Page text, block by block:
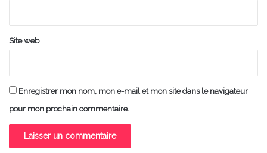
Site web
Enregistrer mon nom, mon e-mail et mon site dans le navigateur
pour mon prochain commentaire.